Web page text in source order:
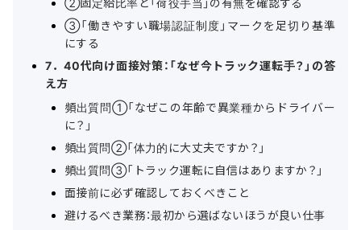
③「働きやすい職場認証制度」マークを足切り基準
にする
7．40代向け面接対策：「なぜ今トラック運転手？」の答
え方
頻出質問①「なぜこの年齢で異業種からドライバー
に？」
頻出質問②「体力的に大丈夫ですか？」
頻出質問③「トラック運転に自信はありますか？」
面接前に必ず確認しておくべきこと
避けるべき業務：最初から選ばないほうが良い仕事